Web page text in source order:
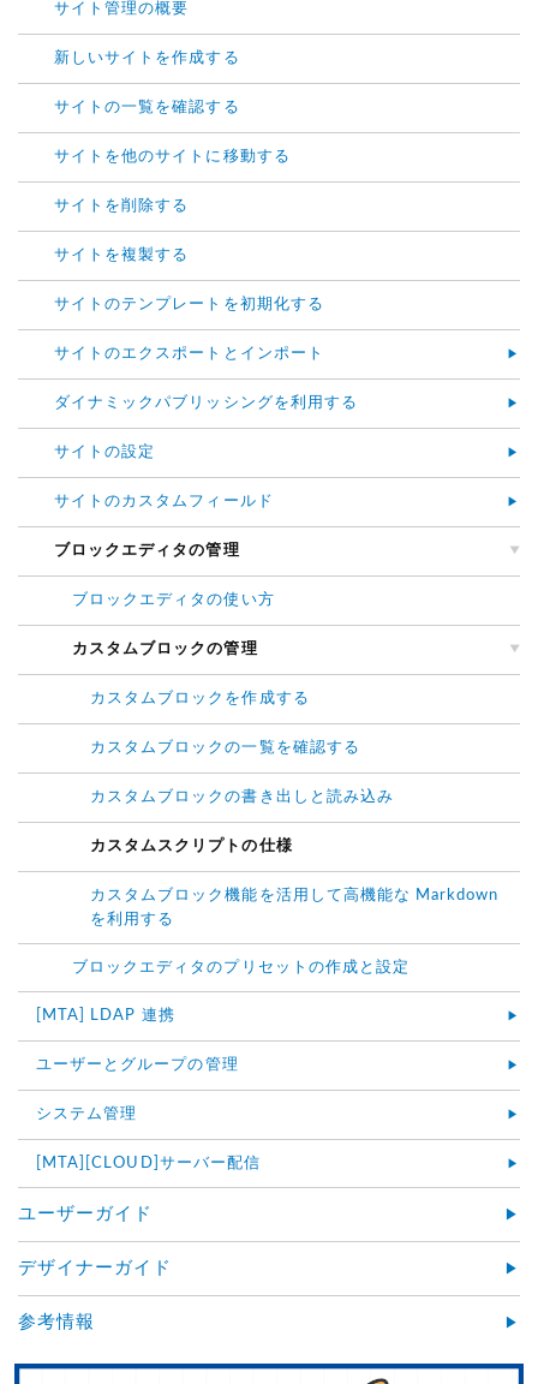
サイト管理の概要
新しいサイトを作成する
サイトの一覧を確認する
サイトを他のサイトに移動する
サイトを削除する
サイトを複製する
サイトのテンプレートを初期化する
サイトのエクスポートとインポート
ダイナミックパブリッシングを利用する
サイトの設定
サイトのカスタムフィールド
ブロックエディタの管理
ブロックエディタの使い方
カスタムブロックの管理
カスタムブロックを作成する
カスタムブロックの一覧を確認する
カスタムブロックの書き出しと読み込み
カスタムスクリプトの仕様
カスタムブロック機能を活用して高機能な Markdown
を利用する
ブロックエディタのプリセットの作成と設定
[MTA] LDAP 連携
ユーザーとグループの管理
システム管理
[MTA][CLOUD]サーバー配信
ユーザーガイド
デザイナーガイド
参考情報